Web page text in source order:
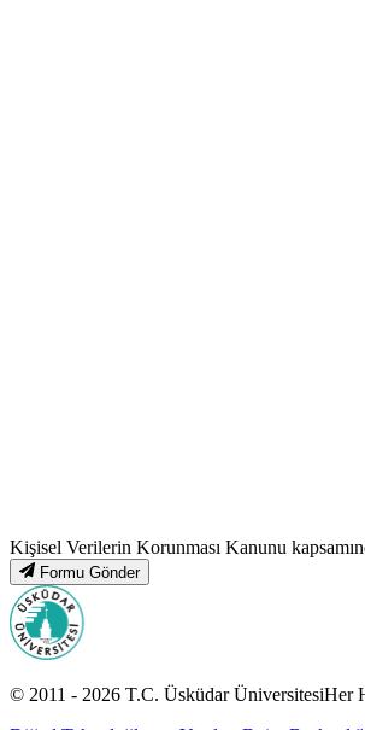
Kişisel Verilerin Korunması Kanunu
Formu Gönder
© 2011 - 2026 T.C. Üsküdar ÜniversitesiHer